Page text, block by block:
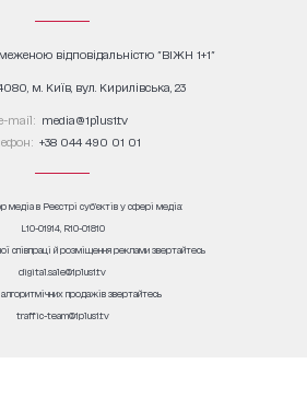
відповідальністю "ВІЖН 1+1"
м. Київ, вул. Кирилівська, 23
mail: media@1plus1.tv
+38 044 490 01 01
медіа в Реєстрі суб’єктів у сфері медіа:
L10-01914, R10-01810
співпраці й розміщення реклами звертайтесь
digital.sale@1plus1.tv
алгоритмічних продажів звертайтесь
traffic-team@1plus1.tv